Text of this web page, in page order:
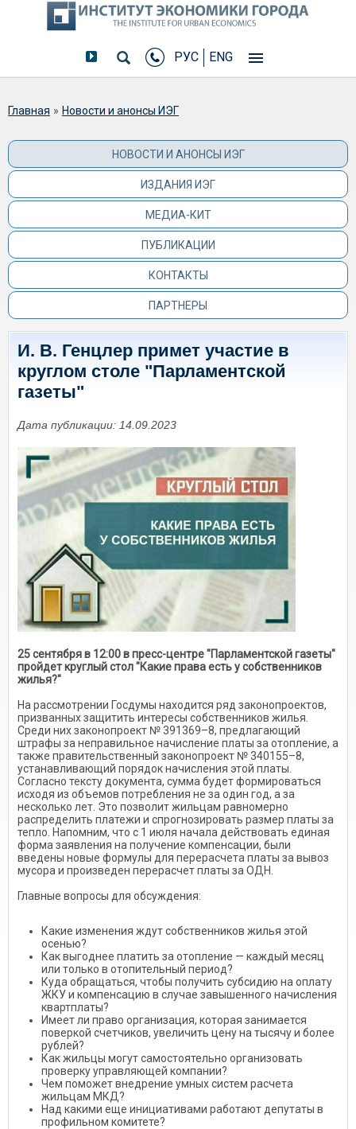
РУС ENG
Вы здесь
Главная » Новости и анонсы ИЭГ
НОВОСТИ И АНОНСЫ ИЭГ
ИЗДАНИЯ ИЭГ
МЕДИА-КИТ
ПУБЛИКАЦИИ
КОНТАКТЫ
ПАРТНЕРЫ
И. В. Генцлер примет участие в
круглом столе "Парламентской
газеты"
Дата публикации: 14.09.2023
25 сентября в 12:00 в пресс-центре "Парламентской газеты"
пройдет круглый стол "Какие права есть у собственников
жилья?"
На рассмотрении Госдумы находится ряд законопроектов,
призванных защитить интересы собственников жилья.
Среди них законопроект № 391369–8, предлагающий
штрафы за неправильное начисление платы за отопление, а
также правительственный законопроект № 340155–8,
устанавливающий порядок начисления этой платы.
Согласно тексту документа, сумма будет формироваться
исходя из объемов потребления не за один год, а за
несколько лет. Это позволит жильцам равномерно
распределить платежи и спрогнозировать размер платы за
тепло. Напомним, что с 1 июля начала действовать единая
форма заявления на получение компенсации, были
введены новые формулы для перерасчета платы за вывоз
мусора и произведен перерасчет платы за ОДН.
Главные вопросы для обсуждения:
Какие изменения ждут собственников жилья этой
осенью?
Как выгоднее платить за отопление — каждый месяц
или только в отопительный период?
Куда обращаться, чтобы получить субсидию на оплату
ЖКУ и компенсацию в случае завышенного начисления
квартплаты?
Имеет ли право организация, которая занимается
поверкой счетчиков, увеличить цену на тысячу и более
рублей?
Как жильцы могут самостоятельно организовать
проверку управляющей компании?
Чем поможет внедрение умных систем расчета
жильцам МКД?
Над какими еще инициативами работают депутаты в
профильном комитете?